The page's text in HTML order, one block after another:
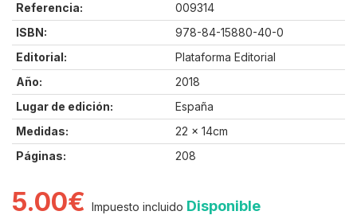
Referencia:
009314
ISBN:
978-84-15880-40-0
Editorial:
Plataforma Editorial
Año:
2018
Lugar de edición:
España
Medidas:
22 x 14cm
Páginas:
208
5.00€ Impuesto incluido Disponible